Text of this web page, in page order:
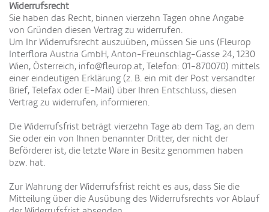
Widerrufsrecht
Sie haben das Recht, binnen vierzehn Tagen ohne Angabe
von Gründen diesen Vertrag zu widerrufen.
Um Ihr Widerrufsrecht auszuüben, müssen Sie uns (Fleurop
Interflora Austria GmbH, Anton-Freunschlag-Gasse 24, 1230
Wien, Österreich, info@fleurop.at, Telefon: 01-870070) mittels
einer eindeutigen Erklärung (z. B. ein mit der Post versandter
Brief, Telefax oder E-Mail) über Ihren Entschluss, diesen
Vertrag zu widerrufen, informieren.
Die Widerrufsfrist beträgt vierzehn Tage ab dem Tag, an dem
Sie oder ein von Ihnen benannter Dritter, der nicht der
Beförderer ist, die letzte Ware in Besitz genommen haben
bzw. hat.
Zur Wahrung der Widerrufsfrist reicht es aus, dass Sie die
Mitteilung über die Ausübung des Widerrufsrechts vor Ablauf